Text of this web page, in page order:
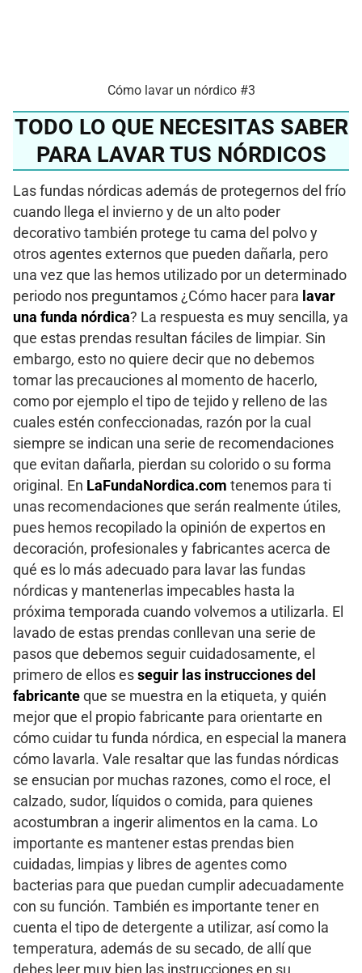
Cómo lavar un nórdico #3
TODO LO QUE NECESITAS SABER
PARA LAVAR TUS NÓRDICOS
Las fundas nórdicas además de protegernos del frío
cuando llega el invierno y de un alto poder
decorativo también protege tu cama del polvo y
otros agentes externos que pueden dañarla, pero
una vez que las hemos utilizado por un determinado
periodo nos preguntamos ¿Cómo hacer para lavar
una funda nórdica? La respuesta es muy sencilla, ya
que estas prendas resultan fáciles de limpiar. Sin
embargo, esto no quiere decir que no debemos
tomar las precauciones al momento de hacerlo,
como por ejemplo el tipo de tejido y relleno de las
cuales estén confeccionadas, razón por la cual
siempre se indican una serie de recomendaciones
que evitan dañarla, pierdan su colorido o su forma
original. En LaFundaNordica.com tenemos para ti
unas recomendaciones que serán realmente útiles,
pues hemos recopilado la opinión de expertos en
decoración, profesionales y fabricantes acerca de
qué es lo más adecuado para lavar las fundas
nórdicas y mantenerlas impecables hasta la
próxima temporada cuando volvemos a utilizarla. El
lavado de estas prendas conllevan una serie de
pasos que debemos seguir cuidadosamente, el
primero de ellos es seguir las instrucciones del
fabricante que se muestra en la etiqueta, y quién
mejor que el propio fabricante para orientarte en
cómo cuidar tu funda nórdica, en especial la manera
cómo lavarla. Vale resaltar que las fundas nórdicas
se ensucian por muchas razones, como el roce, el
calzado, sudor, líquidos o comida, para quienes
acostumbran a ingerir alimentos en la cama. Lo
importante es mantener estas prendas bien
cuidadas, limpias y libres de agentes como
bacterias para que puedan cumplir adecuadamente
con su función. También es importante tener en
cuenta el tipo de detergente a utilizar, así como la
temperatura, además de su secado, de allí que